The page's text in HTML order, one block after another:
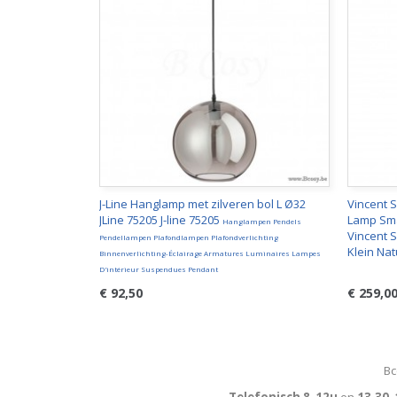
J-Line Hanglamp met zilveren bol L Ø32
JLine 75205 J-line 75205 Hanglampen Pendels
Pendellampen Plafondlampen Plafondverlichting
Binnenverlichting-Éclairage Armatures Luminaires Lampes
D'intérieur Suspendues Pendant
€ 92,50
Vincent
Lamp
Vincent
Klein
€ 259,00